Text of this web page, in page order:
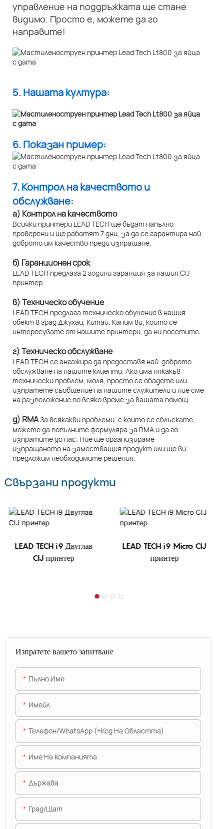
управление на поддръжката ще стане
видимо. Просто е, можете да го
направите!
5. Нашата култура:
6. Показан пример:
7. Контрол на качеството и
обслужване:
а) Контрол на качеството
Всички принтери LEAD TECH ще бъдат напълно
проверени и ще работят 7 дни, за да се гарантира най-
доброто им качество преди изпращане.
б) Гаранционен срок
LEAD TECH предлага 2 години гаранция за нашия CIJ
принтер.
в) Техническо обучение
LEAD TECH предлага техническо обучение в нашия
обект в град Джухай, Китай. Каним ви, които се
интересувате от нашите принтери, да ни посетите.
г) Техническо обслужване
LEAD TECH се ангажира да предоставя най-доброто
обслужване на нашите клиенти. Ако има някакъв
технически проблем, моля, просто се обадете или
изпратете съобщение на нашите служители и ние сме
на разположение по всяко време за вашата помощ.
д) RMAЗа всякакви проблеми, с които се сблъскате,
можете да попълните формуляра за RMA и да го
изпратите до нас. Ние ще организираме
изпращането на заместващия продукт или ще ви
предложим необходимите решения.
Свързани продукти
LEAD TECH i9 Двуглав
CIJ принтер
LEAD TECH i9 Micro CIJ
принтер
Изпратете вашето запитване
Пълно Име
Имейл
Телефон/WhatsApp (+Код На Областта)
Име На Компанията
Държава
Град/щат